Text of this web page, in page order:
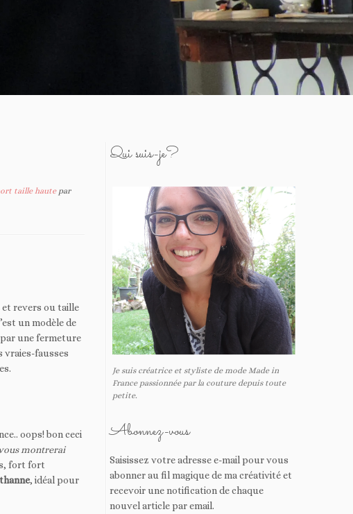
taille haute par
et revers ou taille
un modèle de
une fermeture
fausses
oops! bon ceci
montrerai
fort fort
, idéal pour
Qui suis-je?
Je suis créatrice et styliste de mode Made in
France passionnée par la couture depuis toute
petite.
Abonnez-vous
Saisissez votre adresse e-mail pour vous
abonner au fil magique de ma créativité et
recevoir une notification de chaque
nouvel article par email.